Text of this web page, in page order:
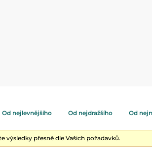
Od nejlevnějšího Od nejdražšího Od
výsledky přesně dle Vašich požadavků.